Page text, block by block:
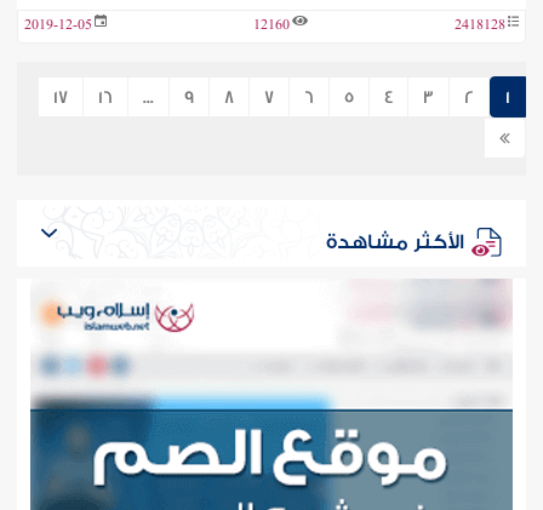
2418128
12160
2019-12-05
1
2
3
4
5
6
7
8
9
...
16
17
الأكثر مشاهدة